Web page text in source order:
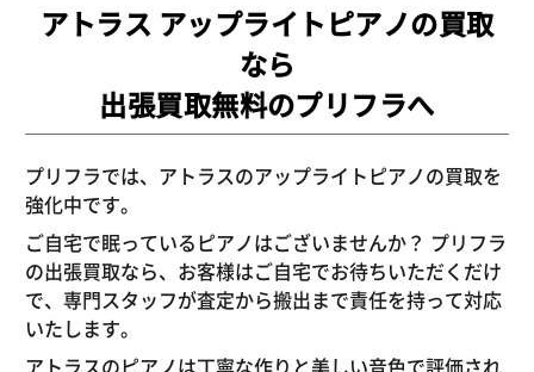
アトラス アップライトピアノの買取
なら
出張買取無料のプリフラへ
プリフラでは、アトラスのアップライトピアノの買取を
強化中です。
ご自宅で眠っているピアノはございませんか？ プリフラ
の出張買取なら、お客様はご自宅でお待ちいただくだけ
で、専門スタッフが査定から搬出まで責任を持って対応
いたします。
アトラスのピアノは丁寧な作りと美しい音色で評価され